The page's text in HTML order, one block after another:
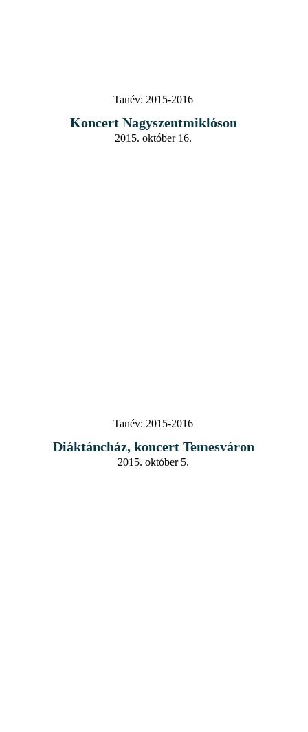
Tanév: 2015-2016
Koncert Nagyszentmiklóson
2015. október 16.
Tanév: 2015-2016
Diáktáncház, koncert Temesváron
2015. október 5.